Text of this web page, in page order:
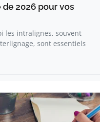
2026 pour vos
les intralignes, souvent
sont essentiels